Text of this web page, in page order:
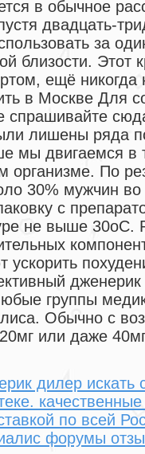
в обычное
двадцать-
за
близости. Этот
ещё никогда
в Москве Для
спрашивайте
лишены ряда
мы двигаемся в
организме. По
30% мужчин
с
не выше 30оС.
группы
Обычно с
или даже
дилер искать
по всей
форумы